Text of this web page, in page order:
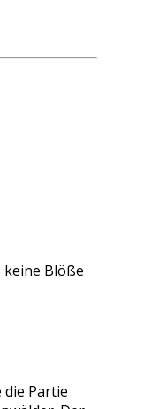
Blöße
Partie